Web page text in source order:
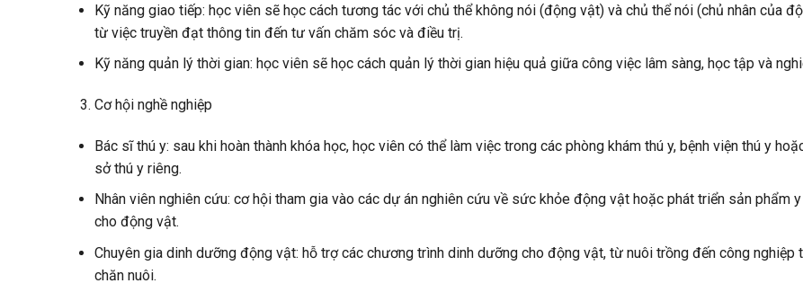
Kỹ năng giao tiếp: học viên sẽ học cách tương tác với chủ thể không nói (động vật) và chủ thể nói (chủ nhân của
từ việc truyền đạt thông tin đến tư vấn chăm sóc và điều trị.
Kỹ năng quản lý thời gian: học viên sẽ học cách quản lý thời gian hiệu quả giữa công việc lâm sàng, học tập và
Cơ hội nghề nghiệp
Bác sĩ thú y: sau khi hoàn thành khóa học, học viên có thể làm việc trong các phòng khám thú y, bệnh viện thú y
sở thú y riêng.
Nhân viên nghiên cứu: cơ hội tham gia vào các dự án nghiên cứu về sức khỏe động vật hoặc phát triển sản phẩm
cho động vật.
Chuyên gia dinh dưỡng động vật: hỗ trợ các chương trình dinh dưỡng cho động vật, từ nuôi trồng đến công nghiệp
chăn nuôi.